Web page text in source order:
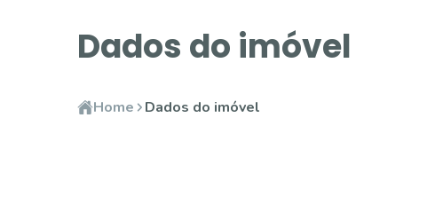
Dados do imóvel
Home Dados do imóvel